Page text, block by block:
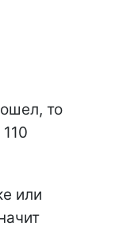
то
или